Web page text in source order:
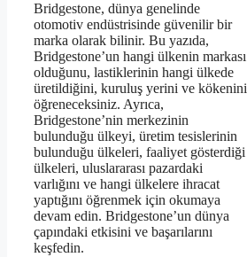
Bridgestone, dünya genelinde
otomotiv endüstrisinde güvenilir bir
marka olarak bilinir. Bu yazıda,
Bridgestone’un hangi ülkenin markası
olduğunu, lastiklerinin hangi ülkede
üretildiğini, kuruluş yerini ve kökenini
öğreneceksiniz. Ayrıca,
Bridgestone’nin merkezinin
bulunduğu ülkeyi, üretim tesislerinin
bulunduğu ülkeleri, faaliyet gösterdiği
ülkeleri, uluslararası pazardaki
varlığını ve hangi ülkelere ihracat
yaptığını öğrenmek için okumaya
devam edin. Bridgestone’un dünya
çapındaki etkisini ve başarılarını
keşfedin.